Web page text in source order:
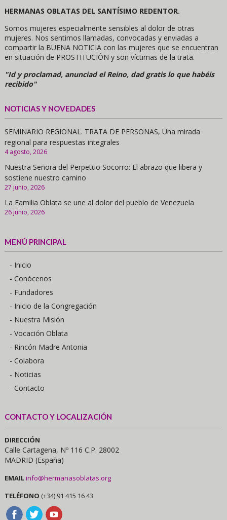
HERMANAS OBLATAS DEL SANTÍSIMO REDENTOR.
Somos mujeres especialmente sensibles al dolor de otras
mujeres. Nos sentimos llamadas, convocadas y enviadas a
compartir la BUENA NOTICIA con las mujeres que se encuentran
en situación de PROSTITUCIÓN y son víctimas de la trata.
"Id y proclamad, anunciad el Reino, dad gratis lo que habéis
recibido"
NOTICIAS Y NOVEDADES
SEMINARIO REGIONAL. TRATA DE PERSONAS, Una mirada
regional para respuestas integrales
4 agosto, 2026
Nuestra Señora del Perpetuo Socorro: El abrazo que libera y
sostiene nuestro camino
27 junio, 2026
La Familia Oblata se une al dolor del pueblo de Venezuela
26 junio, 2026
MENÚ PRINCIPAL
- Inicio
- Conócenos
- Fundadores
- Inicio de la Congregación
- Nuestra Misión
- Vocación Oblata
- Rincón Madre Antonia
- Colabora
- Noticias
- Contacto
CONTACTO Y LOCALIZACIÓN
DIRECCIÓN
Calle Cartagena, Nº 116 C.P. 28002
MADRID (España)
EMAILinfo@hermanasoblatas.org
TELÉFONO (+34) 91 415 16 43